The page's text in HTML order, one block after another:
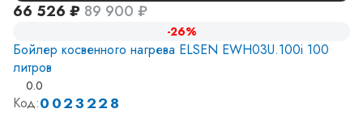
66 526 ₽ 89 900 ₽
-26%
Бойлер косвенного нагрева ELSEN EWH03U.100i 100
литров
0.0
Код:0023228